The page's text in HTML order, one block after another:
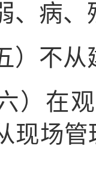
、病、
不从建
在观
现场